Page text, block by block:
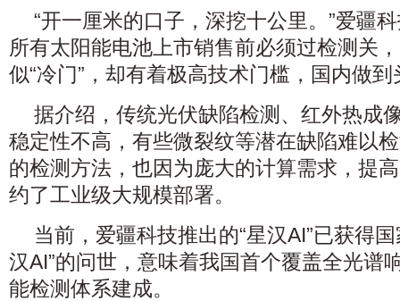
“开一厘米的口子，深挖十公里。”爱疆
所有太阳能电池上市销售前必须过检测关
似“冷门”，却有着极高技术门槛，国内做
据介绍，传统光伏缺陷检测、红外热成
稳定性不高，有些微裂纹等潜在缺陷难以
的检测方法，也因为庞大的计算需求，提
约了工业级大规模部署。
当前，爱疆科技推出的“星汉AI”已获得
汉AI”的问世，意味着我国首个覆盖全光谱
能检测体系建成。